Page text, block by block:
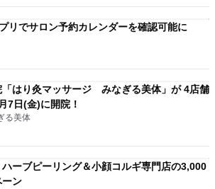
リでサロン予約カレンダーを確認可能に
「はり灸マッサージ みなぎる美体」が 4店舗
7日(金)に開院！
る美体
ハーブピーリング＆小顔コルギ専門店の3,000
ーン